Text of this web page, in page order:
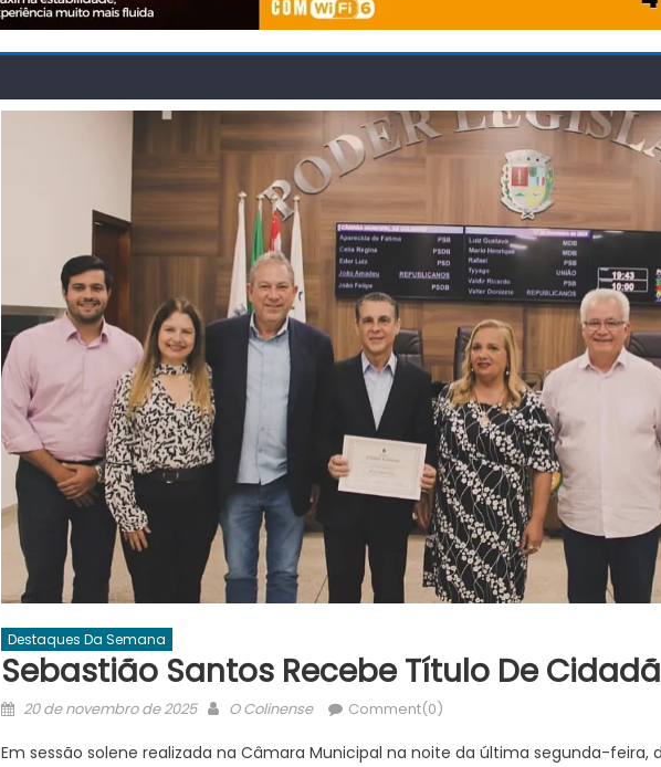
Destaques Da Semana
Sebastião Santos Recebe Título De
Posted
20 de novembro de 2025 Author
O Colinense Comment(0)
Em sessão solene realizada na Câmara Municipal na noite da última segunda-feira,